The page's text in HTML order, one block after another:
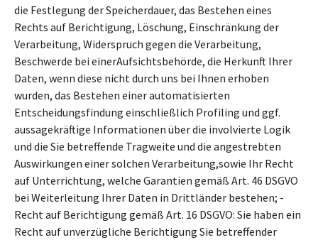
die Festlegung der Speicherdauer, das Bestehen eines
Rechts auf Berichtigung, Löschung, Einschränkung der
Verarbeitung, Widerspruch gegen die Verarbeitung,
Beschwerde bei einerAufsichtsbehörde, die Herkunft Ihrer
Daten, wenn diese nicht durch uns bei Ihnen erhoben
wurden, das Bestehen einer automatisierten
Entscheidungsfindung einschließlich Profiling und ggf.
aussagekräftige Informationen über die involvierte Logik
und die Sie betreffende Tragweite und die angestrebten
Auswirkungen einer solchen Verarbeitung,sowie Ihr Recht
auf Unterrichtung, welche Garantien gemäß Art. 46 DSGVO
bei Weiterleitung Ihrer Daten in Drittländer bestehen; -
Recht auf Berichtigung gemäß Art. 16 DSGVO: Sie haben ein
Recht auf unverzügliche Berichtigung Sie betreffender